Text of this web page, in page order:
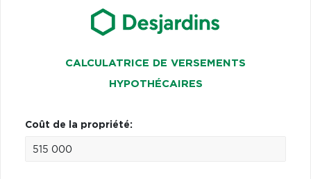
CALCULATRICE DE VERSEMENTS
HYPOTHÉCAIRES
Coût de la propriété: